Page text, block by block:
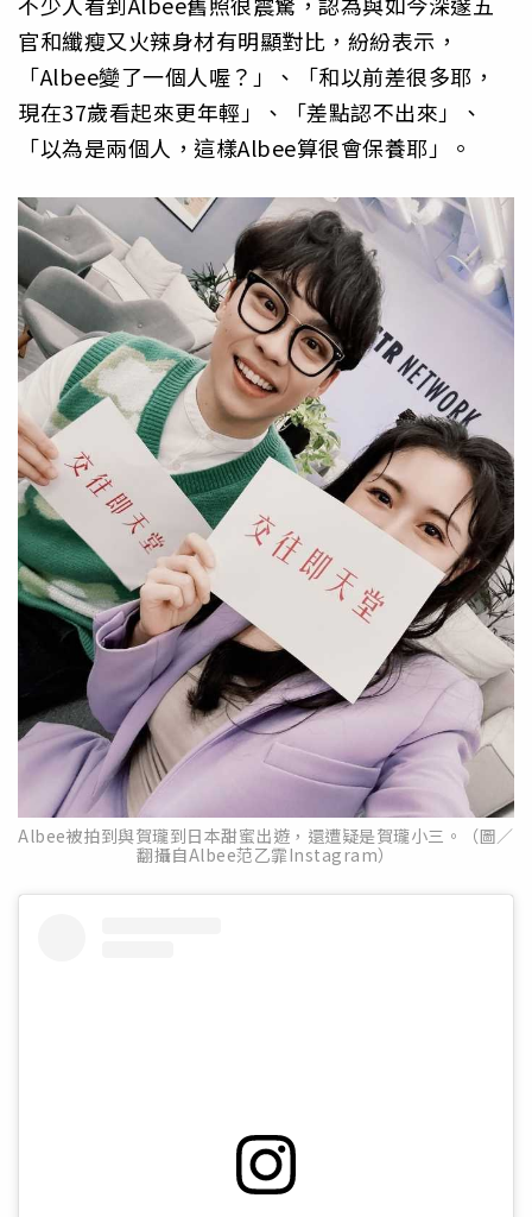
官和纖瘦又火辣身材有明顯對比，紛紛表示，
「Albee變了一個人喔？」、「和以前差很多耶，
現在37歲看起來更年輕」、「差點認不出來」、
「以為是兩個人，這樣Albee算很會保養耶」。
Albee被拍到與賀瓏到日本甜蜜出遊，還遭疑是賀瓏小三。（圖／
翻攝自Albee范乙霏Instagram）